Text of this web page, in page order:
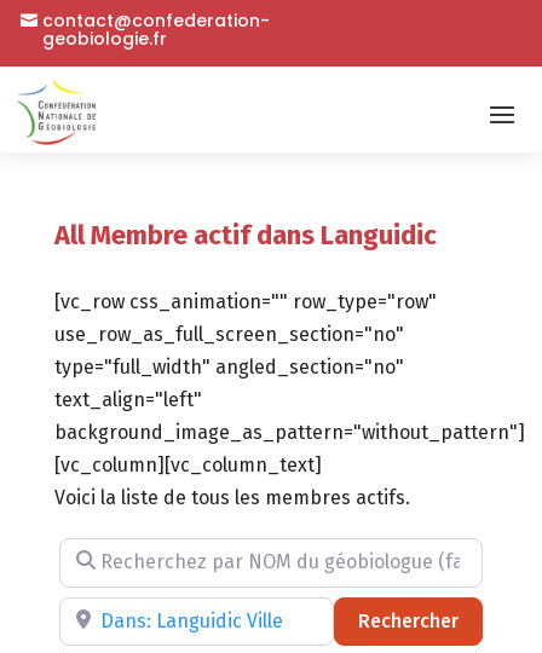
contact@confederation-
geobiologie.fr
All Membre actif dans Languidic
[vc_row css_animation="" row_type="row"
use_row_as_full_screen_section="no"
type="full_width" angled_section="no"
text_align="left"
background_image_as_pattern="without_pattern"]
[vc_column][vc_column_text]
Voici la liste de tous les membres actifs.
Recherchez par NOM du géobiologue (facultatif)
Recherchez par RÉGION, DÉPARTEMENT ou VILLE
Rechercher